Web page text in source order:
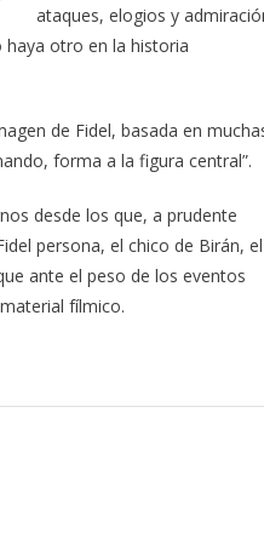
ataques, elogios y
haya otro en la historia
de Fidel, basada en
forma a la figura central”.
desde los que, a prudente
persona, el chico de Birán, el
ante el peso de los eventos
fílmico.